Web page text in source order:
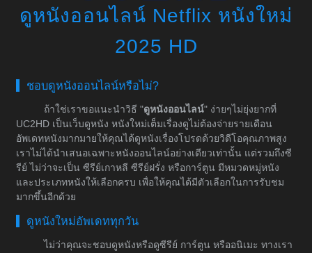
ดูหนังออนไลน์ Netflix หนังใหม่
2025 HD
ชอบดูหนังออนไลน์หรือไม่?
ถ้าใช่เราขอแนะนำวิธี "ดูหนังออนไลน์" ง่ายๆไม่ยุ่งยากที่
UC2HD เป็นเว็บดูหนัง หนังใหม่เต็มเรื่องดูไม่ต้องจ่ายรายเดือน
อัพเดทหนังมากมายให้คุณได้ดูหนังเรื่องโปรดด้วยวิดีโอคุณภาพสูง
เราไม่ได้นำเสนอเฉพาะหนังออนไลน์อย่างเดียวเท่านั้น แต่รวมถึงซี
รีย์ ไม่ว่าจะเป็น ซีรีย์เกาหลี ซีรีย์ฝรั่ง หรือการ์ตูน มีหมวดหมู่หนัง
และประเภทหนังให้เลือกครบ เพื่อให้คุณได้มีตัวเลือกในการรับชม
มากขึ้นอีกด้วย
ดูหนังใหม่อัพเดททุกวัน
ไม่ว่าคุณจะชอบดูหนังหรือดูซีรีย์ การ์ตูน หรืออนิเมะ ทางเรา